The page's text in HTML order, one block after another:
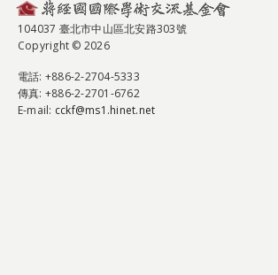
104037 臺北市中山區北安路303號
Copyright © 2026
電話: +886-2-2704-5333
傳真: +886-2-2701-6762
E-mail: cckf@ms1.hinet.net